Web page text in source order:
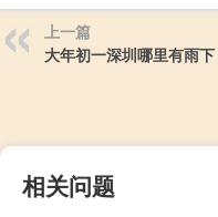
上一篇
大年初一深圳哪里有雨下
相关问题